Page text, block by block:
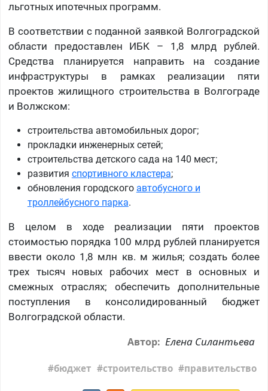
льготных ипотечных программ. ​
В соответствии с поданной заявкой Волгоградской
области предоставлен ИБК – 1,8 млрд рублей.
Средства планируется направить на создание
инфраструктуры в рамках реализации пяти
проектов жилищного строительства в Волгограде
и Волжском:
строительства автомобильных дорог;
прокладки инженерных сетей;
строительства детского сада на 140 мест;
развития спортивного кластера;
обновления городского автобусного и
троллейбусного парка.
В целом в ходе реализации пяти проектов
стоимостью порядка 100 млрд рублей планируется
ввести около 1,8 млн кв. м жилья; создать более
трех тысяч новых рабочих мест в основных и
смежных отраслях; обеспечить дополнительные
поступления в консолидированный бюджет
Волгоградской области.
Автор: Елена Силантьева
бюджет строительство правительство